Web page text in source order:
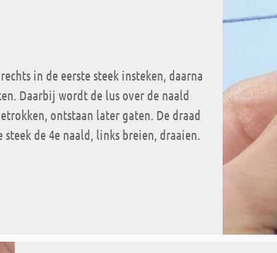
in de eerste steek insteken, daarna
Daarbij wordt de lus over de naald
ontstaan later gaten. De draad
de 4e naald, links breien, draaien.